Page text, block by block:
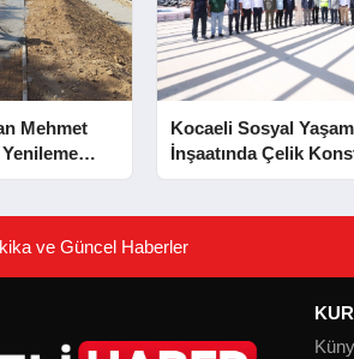
Mehmet
Yenileme
Kocaeli Sosyal
İnşaatında Çelik
Aşaması Tamamlandı
ve Güncel Haberler